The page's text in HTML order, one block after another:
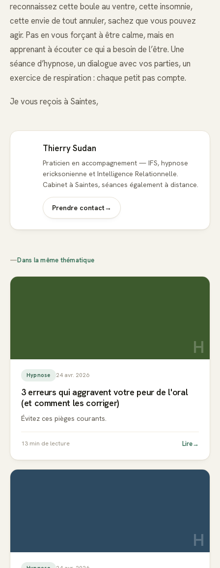
reconnaissez cette boule au ventre, cette insomnie,
cette envie de tout annuler, sachez que vous pouvez
agir. Pas en vous forçant à être calme, mais en
apprenant à écouter ce qui a besoin de l’être. Une
séance d’hypnose, un dialogue avec vos parties, un
exercice de respiration : chaque petit pas compte.
Je vous reçois à Saintes,
Thierry Sudan
Praticien en accompagnement — IFS, hypnose
ericksonienne et Intelligence Relationnelle.
Cabinet à Saintes, séances également à distance.
Prendre contact→
—Dans la même thématique
H
Hypnose 24 avr. 2026
3 erreurs qui aggravent votre peur de l'oral
(et comment les corriger)
Évitez ces pièges courants.
13 min de lecture Lire→
H